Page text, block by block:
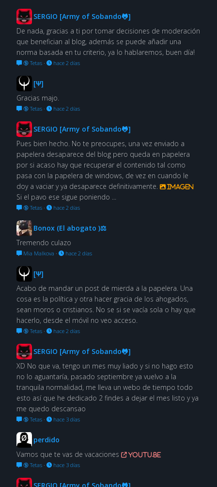
SERGIO [Army of Sobando🐸]
De nada, gracias a ti por tomar decisiones de moderación
que benefician al blog, además se puede añadir una
norma basada en tu criterio, ya lo hablaremos, buen día!
🔞 Tetas· hace 2 días
[Ψ]
Gracias majo.
🔞 Tetas· hace 2 días
SERGIO [Army of Sobando🐸]
Pues bien hecho. No te preocupes, una vez enviado a
papelera desaparece del blog pero queda en papelera
por si acaso hay que recuperar el contenido tal como
pasa con la papelera de windows, de vez en cuando le
doy a vaciar y ya desaparece definitivamente.
Imagen
Si el pavo ese sigue poniendo ...
🔞 Tetas· hace 2 días
Bonox (El abogato )⚖
Tremendo culazo
Mia Malkova · hace 2 días
[Ψ]
Acabo de mandar un post de mierda a la papelera. Una
cosa es la política y otra hacer gracia de los ahogados,
sean moros o cristianos. No se si se vacía sola o hay que
hacerlo, desde el móvil no veo acceso.
🔞 Tetas· hace 2 días
SERGIO [Army of Sobando🐸]
XD No que va, tengo un mes muy liado y si no hago esto
no lo aguantaría, pasado septiembre ya vuelvo a la
tranquila normalidad, me lleva un webo de tiempo todo
esto así que he dedicado 2 findes a dejar el mes listo y ya
me quedo descansao
🔞 Tetas· hace 3 días
perdido
Vamos que te vas de vacaciones
youtu.be
🔞 Tetas· hace 3 días
SERGIO [Army of Sobando🐸]